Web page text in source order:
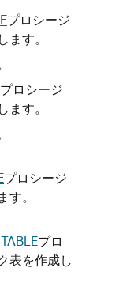
プロシージ
す。
プロシージ
す。
プロシージ
。
プロ
表を作成し